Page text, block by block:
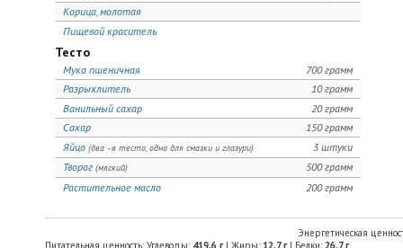
Корица, молотая
Пищевой краситель
Тесто
700 грамм
Мука пшеничная
10 грамм
Разрыхлитель
20 грамм
Ванильный сахар
150 грамм
Сахар
3 штуки
Яйцо (два - в тесто, одно для смазки и глазури)
500 грамм
Творог (мягкий)
200 грамм
Растительное масло
Энергетическая
Питательная ценность: Углеводы: 419,6 г| Жиры: 12,7г| Белки: 26,7г